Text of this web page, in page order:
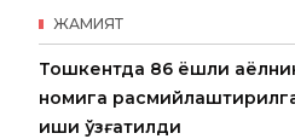
ЖАМИЯТ
Тошкентда 86 ёшли
номига
иши қўзғатилди